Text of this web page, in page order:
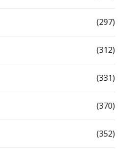
(297)
(312)
(331)
(370)
(352)